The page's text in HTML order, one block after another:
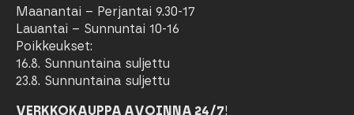
Maanantai – Perjantai 9.30-17
Lauantai – Sunnuntai 10-16
Poikkeukset:
16.8. Sunnuntaina suljettu
23.8. Sunnuntaina suljettu
VERKKOKAUPPA AVOINNA 24/7!